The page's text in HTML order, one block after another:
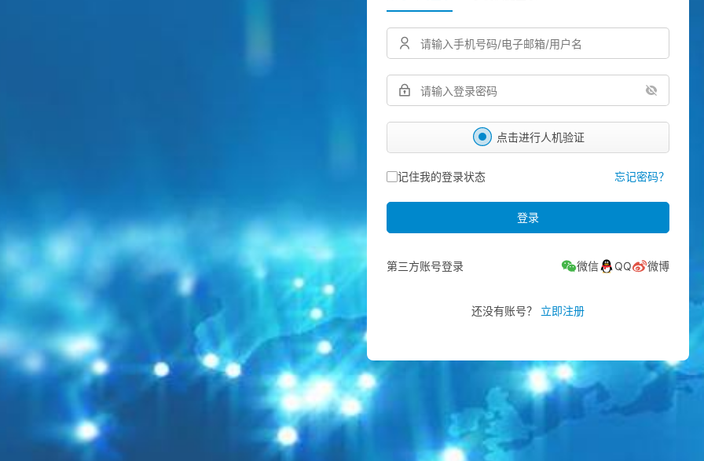
点击进行人机验证
记住我的登录状态 忘记密码？
登录
第三方账号登录
还没有账号？ 立即注册